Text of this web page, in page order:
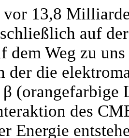
13,8
auf
dem Weg zu
der die
(orangefarbige
des
Energie